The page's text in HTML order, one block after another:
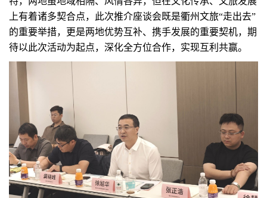
上有着诸多契合点，此次推介座谈会既是衢州文旅“走出去”
的重要举措，更是两地优势互补、携手发展的重要契机，期
待以此次活动为起点，深化全方位合作，实现互利共赢。